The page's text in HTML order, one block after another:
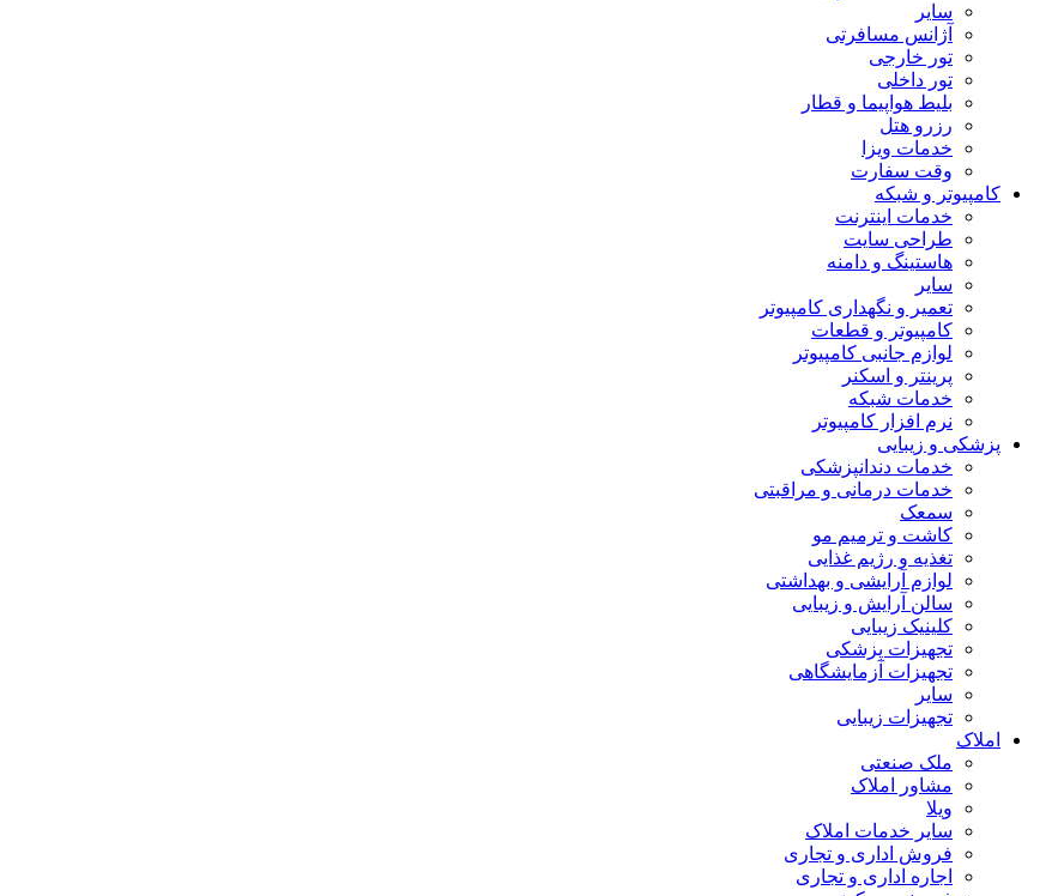
سایر
آژانس مسافرتی
تور خارجی
تور داخلی
بلیط هواپیما و قطار
رزرو هتل
خدمات ویزا
وقت سفارت
کامپیوتر و شبکه
خدمات اینترنت
طراحی سایت
هاستینگ و دامنه
سایر
تعمیر و نگهداری کامپیوتر
کامپیوتر و قطعات
لوازم جانبی کامپیوتر
پرینتر و اسکنر
خدمات شبکه
نرم افزار کامپیوتر
پزشکی و زیبایی
خدمات دندانپزشکی
خدمات درمانی و مراقبتی
سمعک
کاشت و ترمیم مو
تغذیه و رژیم غذایی
لوازم آرایشی و بهداشتی
سالن آرایش و زیبایی
کلینیک زیبایی
تجهیزات پزشکی
تجهیزات آزمایشگاهی
سایر
تجهیزات زیبایی
املاک
ملک صنعتی
مشاور املاک
ویلا
سایر خدمات املاک
فروش اداری و تجاری
اجاره اداری و تجاری